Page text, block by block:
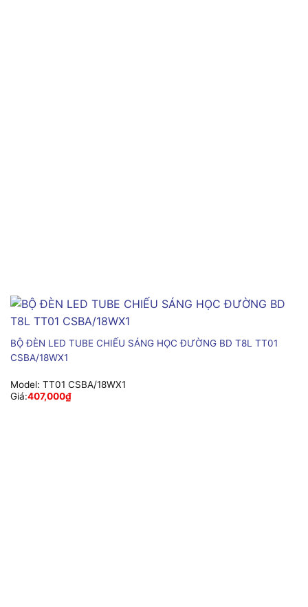
BỘ ĐÈN LED TUBE CHIẾU SÁNG HỌC ĐƯỜNG BD T8L TT01
CSBA/18WX1
Model: TT01 CSBA/18WX1
Giá:407,000₫